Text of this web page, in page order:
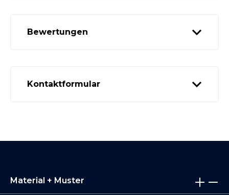
Bewertungen
Kontaktformular
Material + Muster